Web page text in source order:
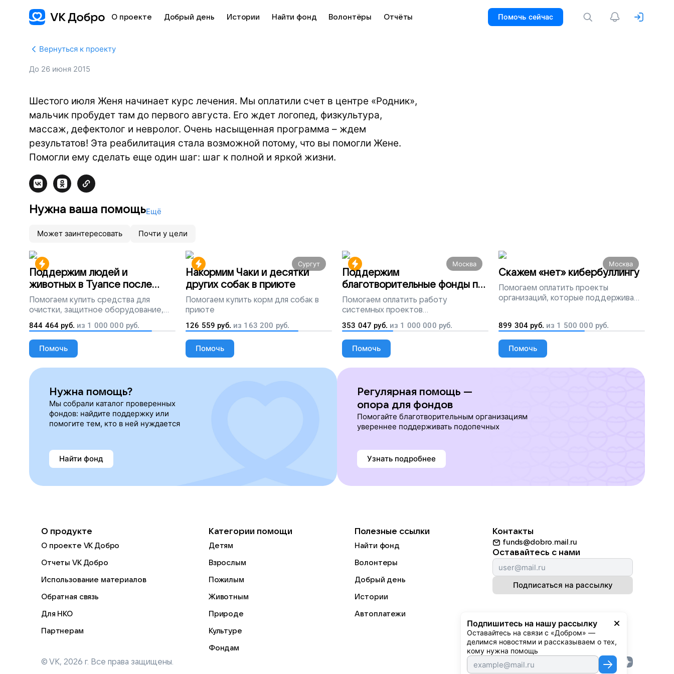
О проекте Добрый день Истории Найти фонд Волонтёры Отчёты Помочь сейчас
Вернуться к проекту
До 26 июня 2015
Шестого июля Женя начинает курс лечения. Мы оплатили счет в центре «Родник»,
мальчик пробудет там до первого августа. Его ждет логопед, физкультура,
массаж, дефектолог и невролог. Очень насыщенная программа – ждем
результатов! Эта реабилитация стала возможной потому, что вы помогли Жене.
Помогли ему сделать еще один шаг: шаг к полной и яркой жизни.
Нужна ваша помощьЕщё
Может заинтересовать Почти у цели
Поддержим людей и
животных в Туапсе после
разлива мазута
Помогаем купить средства для
очистки, защитное оборудование,
лекарства, корм и предметы первой
необходимости
844 464 руб. из 1 000 000 руб.
Помочь
Сургут
Накормим Чаки и десятки
других собак в приюте
Помогаем купить корм для собак в
приюте
126 559 руб. из 163 200 руб.
Помочь
Москва
Поддержим
благотворительные фонды по
всей России
Помогаем оплатить работу
системных проектов
благотворительных организаций
353 047 руб. из 1 000 000 руб.
Помочь
Москва
Скажем «нет» кибербуллингу
Помогаем оплатить проекты
организаций, которые поддерживают
899 304 руб. из 1 500 000 руб.
Помочь
Нужна помощь?
Мы собрали каталог проверенных
фондов: найдите поддержку или
помогите тем, кто в ней нуждается
Найти фонд
Регулярная помощь —
опора для фондов
Помогайте благотворительным организациям
увереннее поддерживать подопечных
Узнать подробнее
Подпишитесь на нашу рассылку
Оставайтесь на связи с «Добром» —
делимся новостями и рассказываем о тех,
кому нужна помощь
О продукте
О проекте VK Добро
Отчеты VK Добро
Использование материалов
Обратная связь
Для НКО
Партнерам
Категории помощи
Детям
Взрослым
Пожилым
Животным
Природе
Культуре
Фондам
Полезные ссылки
Найти фонд
Волонтеры
Добрый день
Истории
Автоплатежи
Контакты
funds@dobro.mail.ru
Оставайтесь с нами
Подписаться на рассылку
© VK, 2026 г. Все права защищены.